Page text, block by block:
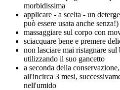
morbidissima
applicare - a scelta - un
può essere usata anche senza!)
massaggiare sul corpo con
sciacquare bene e premere
non lasciare mai ristagnare sul
utilizzando il suo gancetto
a seconda della
all'incirca 3 mesi,
nell'umido